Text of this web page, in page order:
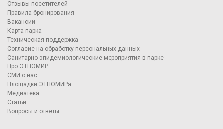
Отзывы посетителей
Правила бронирования
Вакансии
Карта парка
Техническая поддержка
Согласие на обработку персональных данных
Санитарно-эпидемиологические мероприятия в парке
Про ЭТНОМИР
СМИ о нас
Площадки ЭТНОМИРа
Медиатека
Статьи
Вопросы и ответы